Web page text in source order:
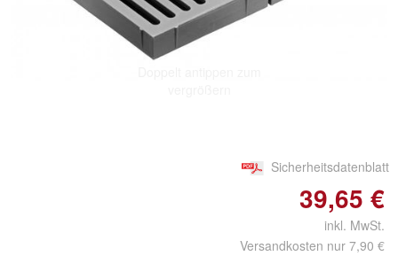
Sicherheitsdatenblatt
39,65 €
inkl. MwSt.
Versandkosten nur 7,90 €